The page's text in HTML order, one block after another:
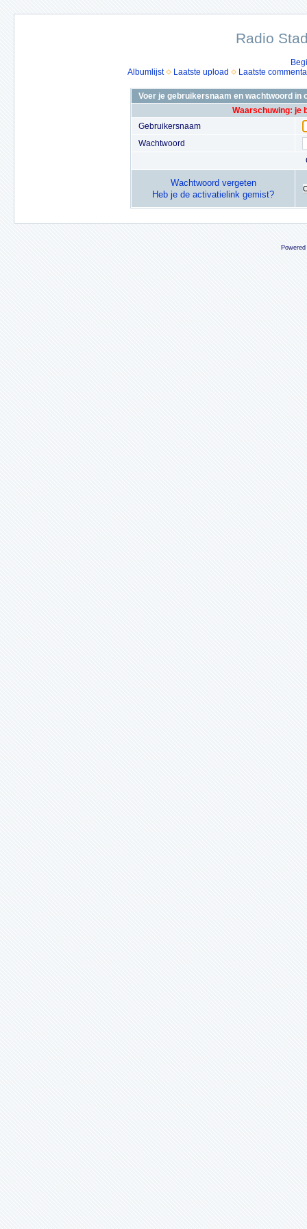
Radio
Albumlijst
Laatste upload Laatste
Voer je gebruikersnaam en wachtwoord in
Waarschuwing: je
Gebruikersnaam
Wachtwoord
Wachtwoord vergeten
Heb je de activatielink gemist?